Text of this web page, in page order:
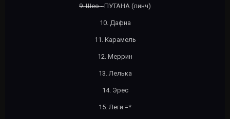
9. Шео -ПУТАНА (линч)
10. Дафна
11. Карамель
12. Меррин
13. Лелька
14. Эрес
15. Леги =*